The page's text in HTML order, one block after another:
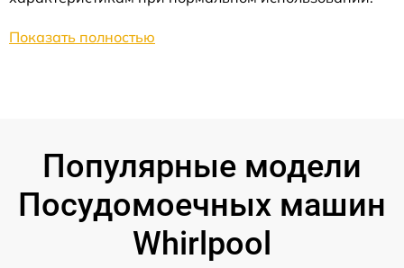
Показать полностью
Популярные модели
Посудомоечных машин
Whirlpool